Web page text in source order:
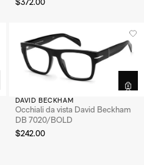
DAVID BECKHAM
Occhiali da vista David Beckham
DB 7020/BOLD
$242.00